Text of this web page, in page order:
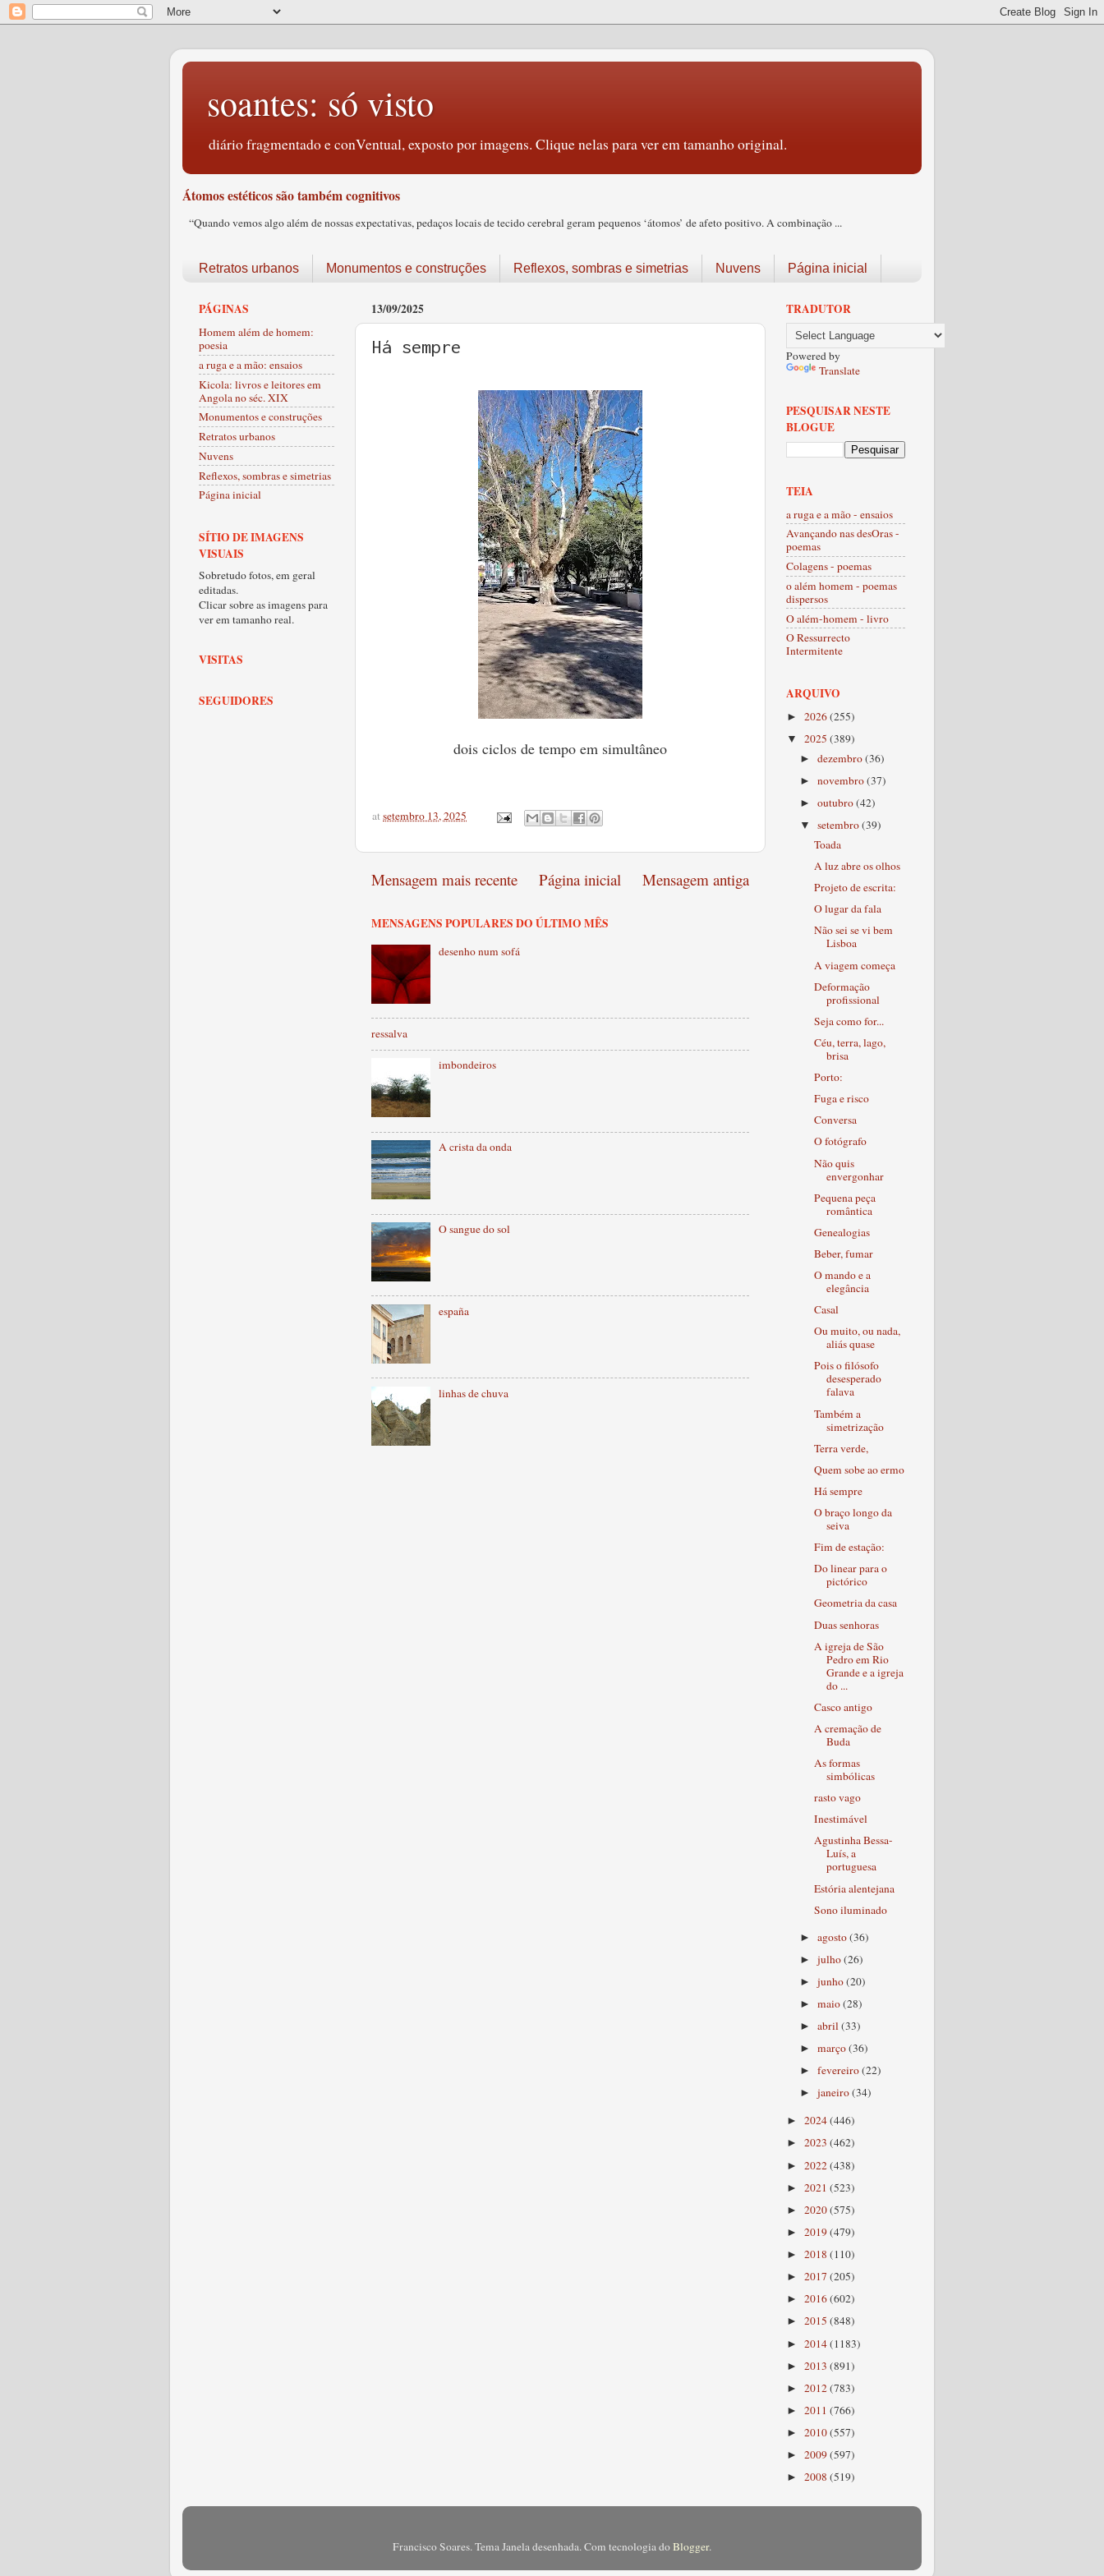
soantes: só visto
diário fragmentado e conVentual, exposto por imagens. Clique nelas para ver em tamanho original.
Átomos estéticos são também cognitivos
“Quando vemos algo além de nossas expectativas, pedaços locais de tecido cerebral geram pequenos ‘átomos’ de afeto positivo. A combinação ...
Retratos urbanos Monumentos e construções Reflexos, sombras e simetrias Nuvens Página inicial
13/09/2025
Há sempre
dois ciclos de tempo em simultâneo
atsetembro 13, 2025
Mensagem mais recente Mensagem antiga
Página inicial
MENSAGENS POPULARES DO ÚLTIMO MÊS
desenho num sofá
ressalva
imbondeiros
A crista da onda
O sangue do sol
españa
linhas de chuva
PÁGINAS
Homem além de homem:
poesia
a ruga e a mão: ensaios
Kicola: livros e leitores em
Angola no séc. XIX
Monumentos e construções
Retratos urbanos
Nuvens
Reflexos, sombras e simetrias
Página inicial
SÍTIO DE IMAGENS
VISUAIS
Sobretudo fotos, em geral
editadas.
Clicar sobre as imagens para
ver em tamanho real.
VISITAS
SEGUIDORES
TRADUTOR
Powered by
Translate
PESQUISAR NESTE
BLOGUE
TEIA
a ruga e a mão - ensaios
Avançando nas desOras -
poemas
Colagens - poemas
o além homem - poemas
dispersos
O além-homem - livro
O Ressurrecto
Intermitente
ARQUIVO
► 2026(255)
▼ 2025 (389)
►dezembro(36)
►novembro(37)
►outubro(42)
▼setembro(39)
Toada
A luz abre os olhos
Projeto de escrita:
O lugar da fala
Não sei se vi bem
Lisboa
A viagem começa
Deformação
profissional
Seja como for...
Céu, terra, lago,
brisa
Porto:
Fuga e risco
Conversa
O fotógrafo
Não quis
envergonhar
Pequena peça
romântica
Genealogias
Beber, fumar
O mando e a
elegância
Casal
Ou muito, ou nada,
aliás quase
Pois o filósofo
desesperado
falava
Também a
simetrização
Terra verde,
Quem sobe ao ermo
Há sempre
O braço longo da
seiva
Fim de estação:
Do linear para o
pictórico
Geometria da casa
Duas senhoras
A igreja de São
Pedro em Rio
Grande e a igreja
do ...
Casco antigo
A cremação de
Buda
As formas
simbólicas
rasto vago
Inestimável
Agustinha Bessa-
Luís, a
portuguesa
Estória alentejana
Sono iluminado
►agosto(36)
►julho(26)
►junho(20)
►maio(28)
►abril(33)
►março(36)
►fevereiro(22)
►janeiro(34)
► 2024(446)
► 2023 (462)
► 2022(438)
► 2021 (523)
► 2020(575)
► 2019(479)
► 2018 (110)
► 2017 (205)
► 2016(602)
► 2015 (848)
► 2014(1183)
► 2013 (891)
► 2012(783)
► 2011 (766)
► 2010(557)
► 2009(597)
► 2008 (519)
Francisco Soares. Tema Janela desenhada. Com tecnologia doBlogger.